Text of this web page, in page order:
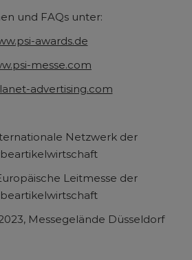
und FAQs unter:
awards.de
messe.com
advertising.com
Netzwerk der
Leitmesse der
Messegelände Düsseldorf